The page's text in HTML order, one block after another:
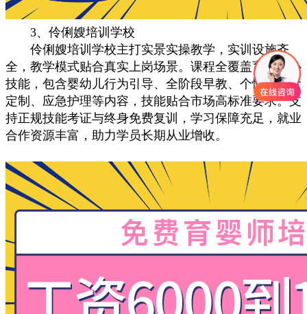
3、伶俐嫂培训学校
伶俐嫂培训学校主打实景实操教学，实训设施齐
全，教学模式贴合真实上岗场景。课程全覆盖育婴核心
技能，包含婴幼儿行为引导、全阶段早教、个性化辅食
定制、应急护理等内容，技能贴合市场高标准要求。支
持正规技能考证与终身免费复训，学习保障充足，就业
合作资源丰富，助力学员长期从业增收。